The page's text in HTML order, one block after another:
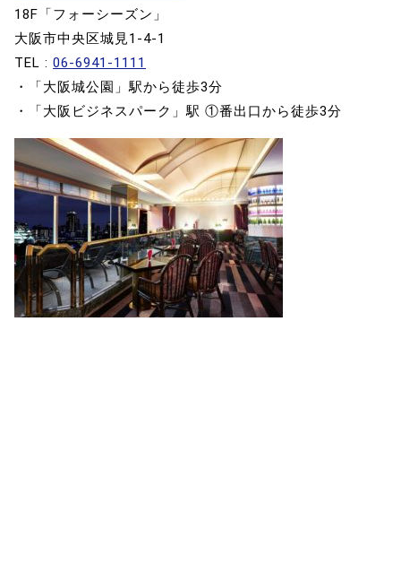
18F「フォーシーズン」
大阪市中央区城見1-4-1
TEL : 06-6941-1111
・「大阪城公園」駅から徒歩3分
・「大阪ビジネスパーク」駅 ①番出口から徒歩3分